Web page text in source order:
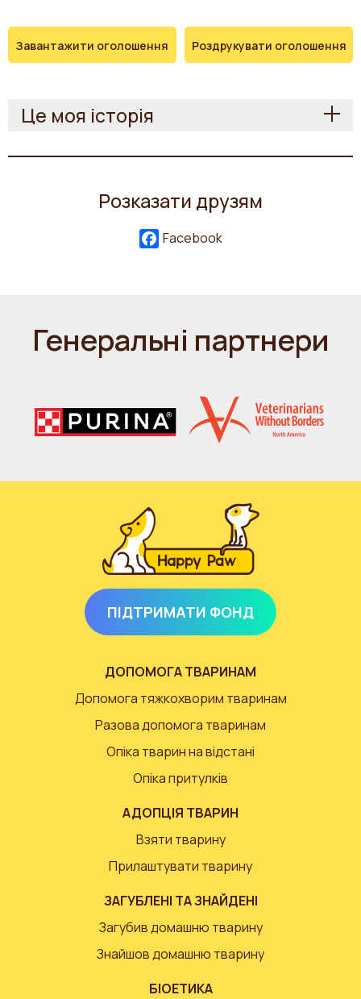
Завантажити оголошення Роздрукувати оголошення
Це моя історія
Розказати друзям
Facebook
Генеральні партнери
ПІДТРИМАТИ ФОНД
ДОПОМОГА ТВАРИНАМ
Допомога тяжкохворим тваринам
Разова допомога тваринам
Опіка тварин на відстані
Опіка притулків
АДОПЦІЯ ТВАРИН
Взяти тварину
Прилаштувати тварину
ЗАГУБЛЕНІ ТА ЗНАЙДЕНІ
Загубив домашню тварину
Знайшов домашню тварину
БІОЕТИКА